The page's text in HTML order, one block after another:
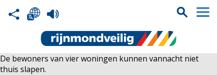
De bewoners van vier woningen kunnen vannacht niet
thuis slapen.